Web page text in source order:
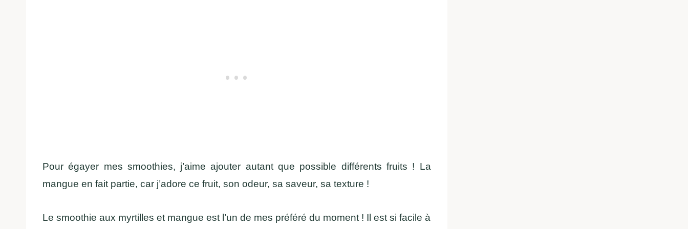
Pour égayer mes smoothies, j’aime ajouter autant que possible différents fruits ! La
mangue en fait partie, car j’adore ce fruit, son odeur, sa saveur, sa texture !
Le smoothie aux myrtilles et mangue est l’un de mes préféré du moment ! Il est si facile à